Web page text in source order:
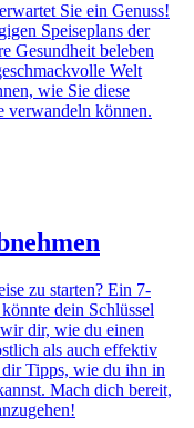
Sie ein Genuss!
Speiseplans der
Gesundheit beleben
Welt
wie Sie diese
verwandeln können.
zu starten? Ein 7-
dein Schlüssel
dir, wie du einen
als auch effektiv
Tipps, wie du ihn in
Mach dich bereit,